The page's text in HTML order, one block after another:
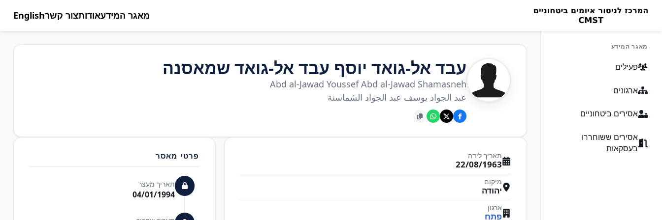
מאגר המידעאודותצור קשרEnglish
מאגר המידע
פעילים
ארגונים
אסירים ביטחוניים
אסירים ששוחררו
בעסקאות
עבד אל-גואד יוסף עבד אל-גואד שמאסנה
Abd al-Jawad Youssef Abd al-Jawad Shamasneh
عبد الجواد يوسف عبد الجواد الشماسنة
תאריך לידה
22/08/1963
מיקום
יהודה
ארגון
פתח
פרטי מאסר
תאריך מעצר
04/01/1994